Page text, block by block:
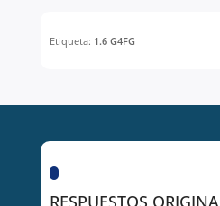
Etiqueta: 1.6 G4FG